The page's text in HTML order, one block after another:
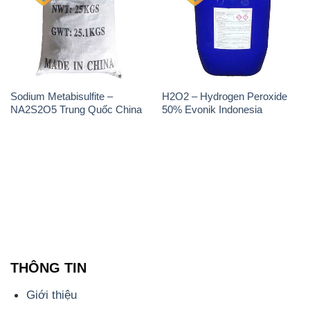
Sodium Metabisulfite –
NA2S2O5 Trung Quốc China
H2O2 – Hydrogen Peroxide
50% Evonik Indonesia
THÔNG TIN
Giới thiệu